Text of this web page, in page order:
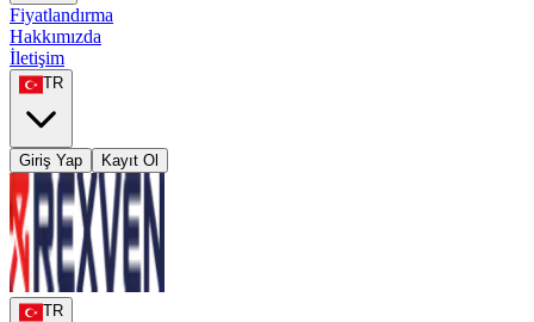
Fiyatlandırma
Hakkımızda
İletişim
TR
Giriş Yap Kayıt Ol
TR